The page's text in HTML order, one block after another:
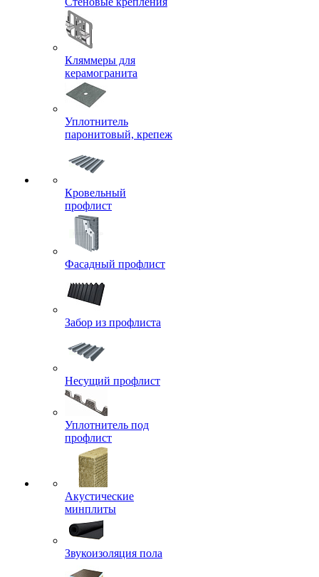
Кляммеры для
керамогранита
Уплотнитель
паронитовый, крепеж
Кровельный
профлист
Фасадный профлист
Забор из профлиста
Несущий профлист
Уплотнитель под
профлист
Акустические
минплиты
Звукоизоляция пола